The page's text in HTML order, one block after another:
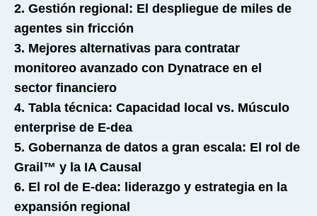
2. Gestión regional: El despliegue de miles de
agentes sin fricción
3. Mejores alternativas para contratar
monitoreo avanzado con Dynatrace en el
sector financiero
4. Tabla técnica: Capacidad local vs. Músculo
enterprise de E-dea
5. Gobernanza de datos a gran escala: El rol de
Grail™ y la IA Causal
6. El rol de E-dea: liderazgo y estrategia en la
expansión regional